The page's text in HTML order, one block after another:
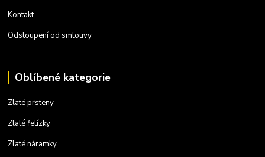
Kontakt
Odstoupení od smlouvy
Oblíbené kategorie
Zlaté prsteny
Zlaté řetízky
Zlaté náramky